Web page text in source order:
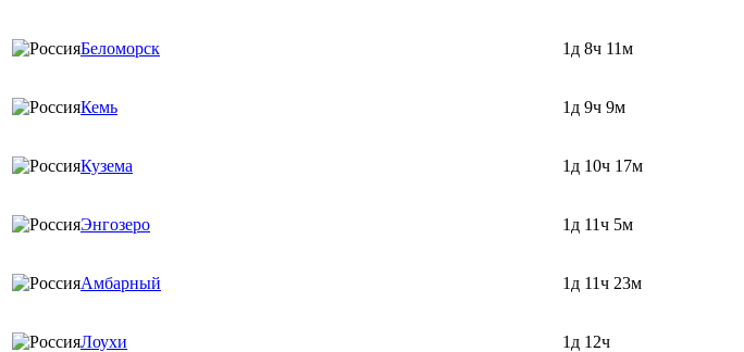
Беломорск 1д 8ч 11м
Кемь 1д 9ч 9м
Кузема 1д 10ч 17м
Энгозеро 1д 11ч 5м
Амбарный 1д 11ч 23м
Лоухи 1д 12ч